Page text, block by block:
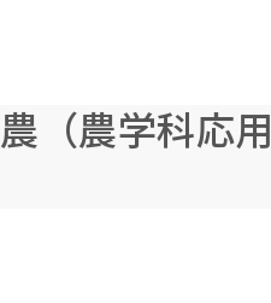
農（農学科応